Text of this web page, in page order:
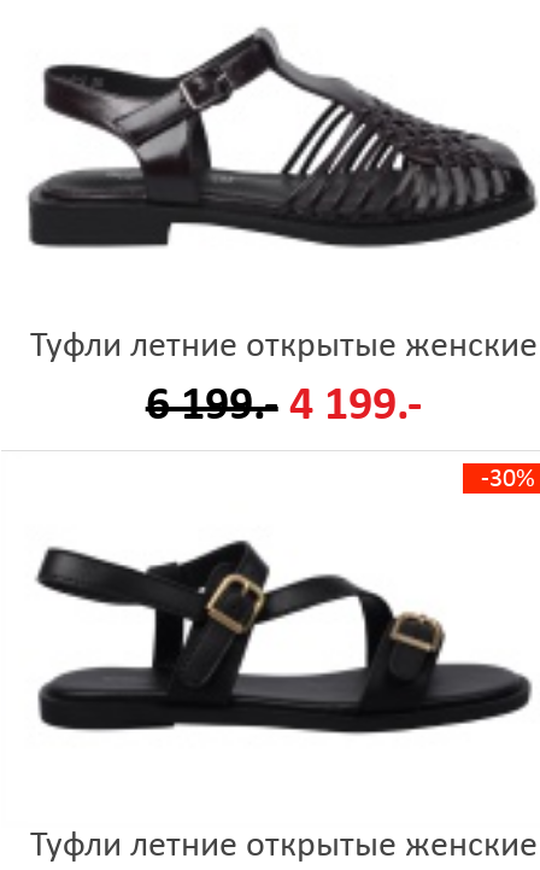
Туфли летние открытые женские
6 199.- 4 199.-
-30%
Туфли летние открытые женские